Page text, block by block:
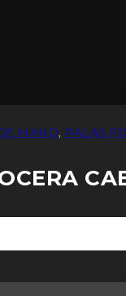
MANO, PALAS